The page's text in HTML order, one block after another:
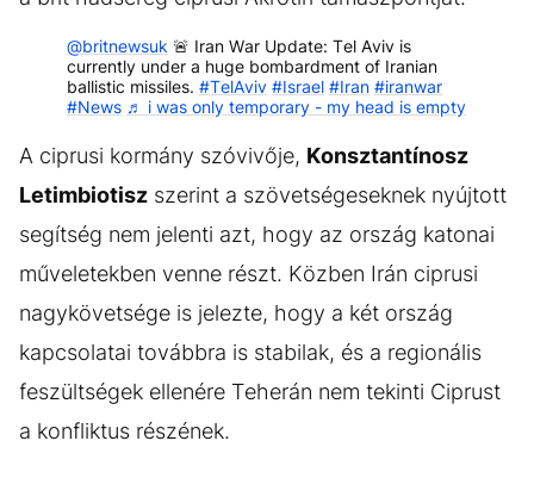
@britnewsuk 🚨 Iran War Update: Tel Aviv is
currently under a huge bombardment of Iranian
ballistic missiles. #TelAviv #Israel #Iran #iranwar
#News ♬ i was only temporary - my head is empty
A ciprusi kormány szóvivője, Konsztantínosz
Letimbiotisz szerint a szövetségeseknek nyújtott
segítség nem jelenti azt, hogy az ország katonai
műveletekben venne részt. Közben Irán ciprusi
nagykövetsége is jelezte, hogy a két ország
kapcsolatai továbbra is stabilak, és a regionális
feszültségek ellenére Teherán nem tekinti Ciprust
a konfliktus részének.